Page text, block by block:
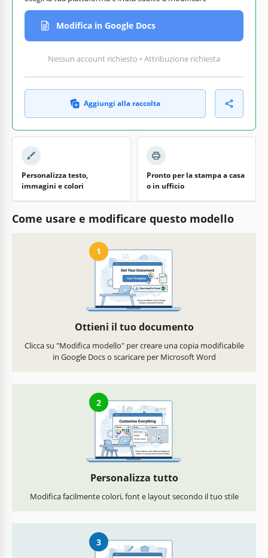
Modifica in Google Docs
Nessun account richiesto • Attribuzione richiesta
Aggiungi alla raccolta
Personalizza testo,
immagini e colori
Pronto per la stampa a casa
o in ufficio
Come usare e modificare questo modello
1
Ottieni il tuo documento
Clicca su "Modifica modello" per creare una copia modificabile
in Google Docs o scaricare per Microsoft Word
2
Personalizza tutto
Modifica facilmente colori, font e layout secondo il tuo stile
3